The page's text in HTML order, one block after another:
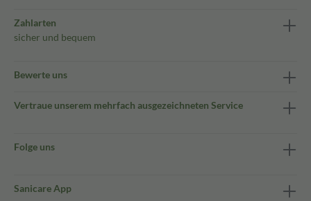
Zahlarten
sicher und bequem
Bewerte uns
Vertraue unserem mehrfach ausgezeichneten Service
Folge uns
Sanicare App